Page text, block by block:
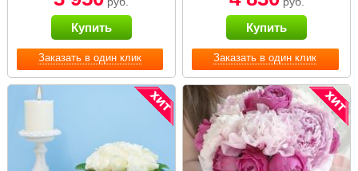
Заказать в один клик
Купить
Заказать в один клик
Купить